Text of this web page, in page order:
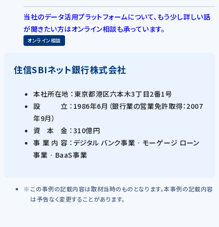
当社のデータ活用プラットフォームについて、もう少し詳しい話
が聞きたい方はオンライン相談も承っています。
オンライン相談
住信SBIネット銀行株式会社
本社所在地 ：東京都港区六本木3丁目2番1号
設 立 ：1986年6月（銀行業の営業免許取得：2007
年9月）
資本 金 ：310億円
事業内 容 ：デジタル バンク事業 · モーゲージ ローン
事業 · BaaS事業
この事例の記載内容は取材当時のものとなります。本事例の記載内容
は予告なく変更することがあります。